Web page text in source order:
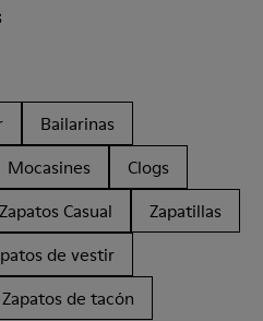
Bailarinas
Mocasines
Clogs
Zapatos Casual
Zapatillas
de vestir
Zapatos de tacón